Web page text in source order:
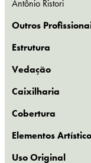
Antônio Ristori
Outros
Estrutura
Vedação
Caixilharia
Cobertura
Elementos
Uso Original